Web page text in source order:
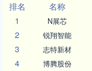
排名
名称
1
N展芯
2 锐翔智能
3 志特新材
4 博腾股份